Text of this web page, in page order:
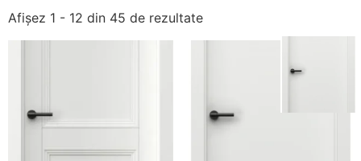
Afișez 1 - 12 din 45 de rezultate